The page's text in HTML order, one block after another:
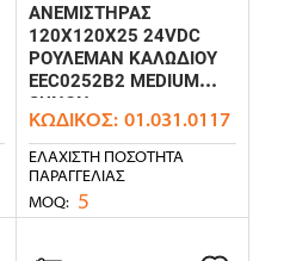
ΑΝΕΜΙΣΤΗΡΑΣ
120X120X25 24VDC
ΡΟΥΛΕΜΑΝ KAΛΩΔΙΟΥ
EEC0252B2 MEDIUM
SUNON
ΚΩΔΙΚΌΣ: 01.031.0117
ΕΛΆΧΙΣΤΗ ΠΟΣΌΤΗΤΑ
ΠΑΡΑΓΓΕΛΊΑΣ
MOQ: 5